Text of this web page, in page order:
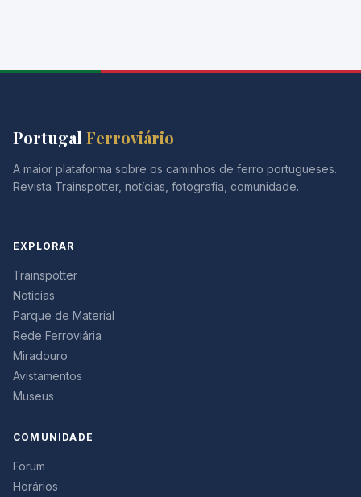
Portugal Ferroviário
A maior plataforma sobre os caminhos de ferro portugueses.
Revista Trainspotter, notícias, fotografia, comunidade.
EXPLORAR
Trainspotter
Noticias
Parque de Material
Rede Ferroviária
Miradouro
Avistamentos
Museus
COMUNIDADE
Forum
Horários